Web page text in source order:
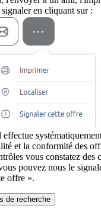
en cliquant sur :
et la conformité des
vous constatez des
pouvez nous le
offre ».
de recherche